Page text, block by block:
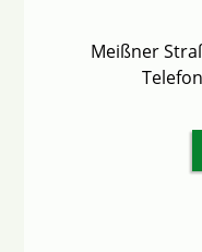
Meißner